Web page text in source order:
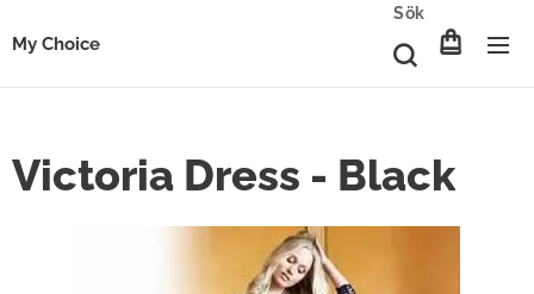
My Choice
Sök
Victoria Dress - Black